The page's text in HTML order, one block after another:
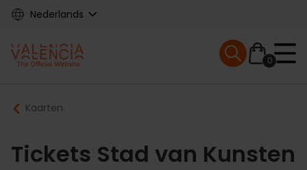
Skip
content
Nederlands
Main
navigation
0
Mobile menu
Breadcrumb
Kaarten
Tickets Stad van Kunsten